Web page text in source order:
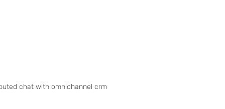
chat with omnichannel crm